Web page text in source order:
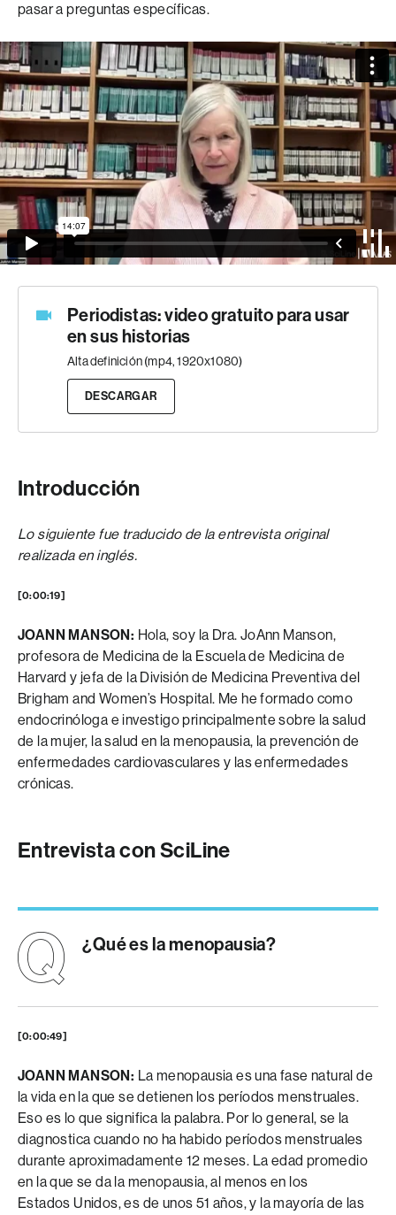
pasar a preguntas específicas.
Periodistas: video gratuito para usar
en sus historias
Alta definición (mp4, 1920x1080)
DESCARGAR
Introducción
Lo siguiente fue traducido de la entrevista original
realizada en inglés.
[0:00:19]
JOANN MANSON: Hola, soy la Dra. JoAnn Manson,
profesora de Medicina de la Escuela de Medicina de
Harvard y jefa de la División de Medicina Preventiva del
Brigham and Women’s Hospital. Me he formado como
endocrinóloga e investigo principalmente sobre la salud
de la mujer, la salud en la menopausia, la prevención de
enfermedades cardiovasculares y las enfermedades
crónicas.
Entrevista con SciLine
¿Qué es la menopausia?
[0:00:49]
JOANN MANSON: La menopausia es una fase natural de
la vida en la que se detienen los períodos menstruales.
Eso es lo que significa la palabra. Por lo general, se la
diagnostica cuando no ha habido períodos menstruales
durante aproximadamente 12 meses. La edad promedio
en la que se da la menopausia, al menos en los
Estados Unidos, es de unos 51 años, y la mayoría de las